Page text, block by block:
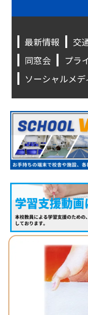
最新情報
交
同窓会
プラ
ソーシャルメ